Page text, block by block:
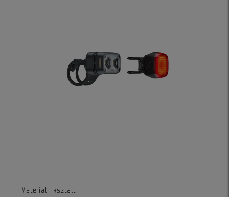
Materiał i kształt